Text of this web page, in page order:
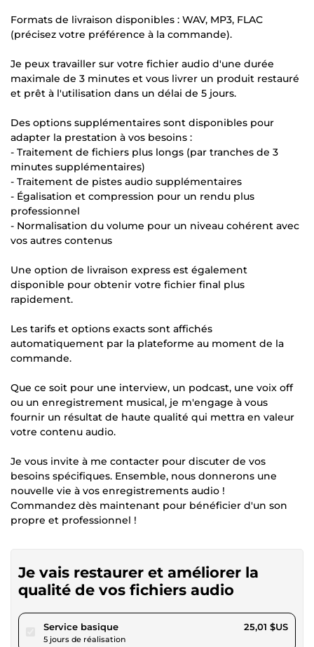
Formats de livraison disponibles : WAV, MP3, FLAC
(précisez votre préférence à la commande).
Je peux travailler sur votre fichier audio d'une durée
maximale de 3 minutes et vous livrer un produit restauré
et prêt à l'utilisation dans un délai de 5 jours.
Des options supplémentaires sont disponibles pour
adapter la prestation à vos besoins :
- Traitement de fichiers plus longs (par tranches de 3
minutes supplémentaires)
- Traitement de pistes audio supplémentaires
- Égalisation et compression pour un rendu plus
professionnel
- Normalisation du volume pour un niveau cohérent avec
vos autres contenus
Une option de livraison express est également
disponible pour obtenir votre fichier final plus
rapidement.
Les tarifs et options exacts sont affichés
automatiquement par la plateforme au moment de la
commande.
Que ce soit pour une interview, un podcast, une voix off
ou un enregistrement musical, je m'engage à vous
fournir un résultat de haute qualité qui mettra en valeur
votre contenu audio.
Je vous invite à me contacter pour discuter de vos
besoins spécifiques. Ensemble, nous donnerons une
nouvelle vie à vos enregistrements audio !
Commandez dès maintenant pour bénéficier d'un son
propre et professionnel !
Je vais restaurer et améliorer la
qualité de vos fichiers audio
Service basiquepour 23,05 $US
5 jours de réalisation
25,01 $US